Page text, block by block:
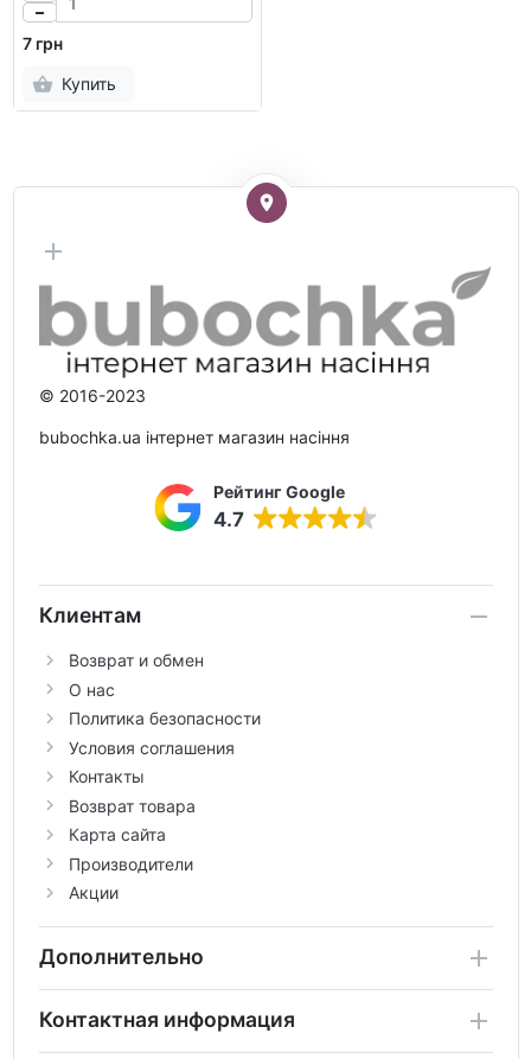
7 грн
Купить
© 2016-2023
bubochka.ua інтернет магазин насіння
Рейтинг Google
4.7
Клиентам
Возврат и обмен
О нас
Политика безопасности
Условия соглашения
Контакты
Возврат товара
Карта сайта
Производители
Акции
Дополнительно
Контактная информация